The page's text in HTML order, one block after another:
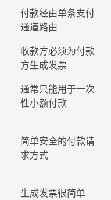
付款经由单条支付
通道路由
收款方必须为付款
方生成发票
通常只能用于一次
性小额付款
简单安全的付款请
求方式
生成发票很简单